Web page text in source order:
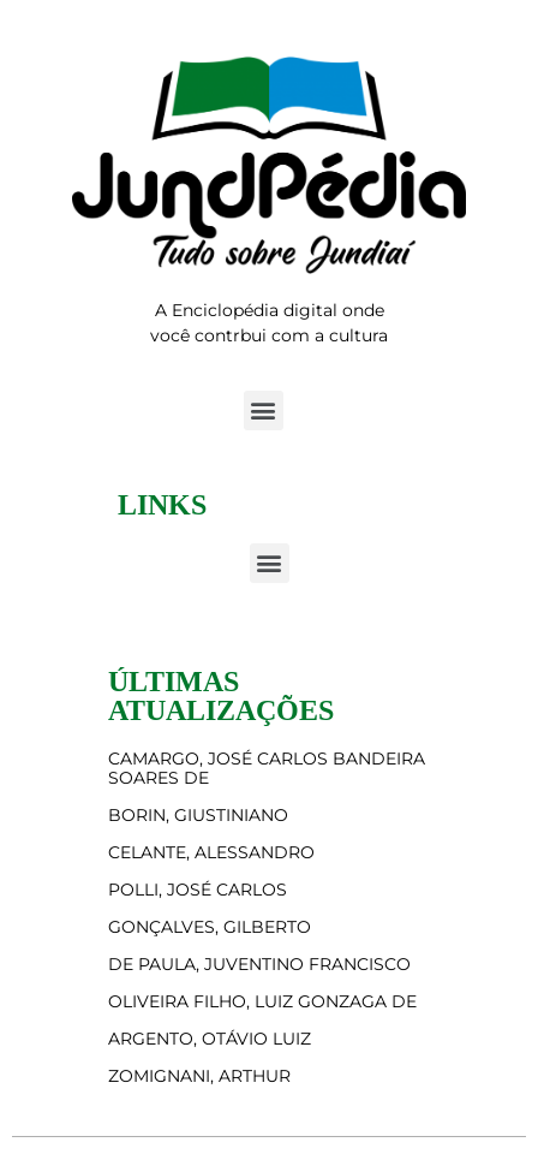
A Enciclopédia digital onde
você contrbui com a cultura
LINKS
ÚLTIMAS
ATUALIZAÇÕES
CAMARGO, JOSÉ CARLOS BANDEIRA
SOARES DE
BORIN, GIUSTINIANO
CELANTE, ALESSANDRO
POLLI, JOSÉ CARLOS
GONÇALVES, GILBERTO
DE PAULA, JUVENTINO FRANCISCO
OLIVEIRA FILHO, LUIZ GONZAGA DE
ARGENTO, OTÁVIO LUIZ
ZOMIGNANI, ARTHUR